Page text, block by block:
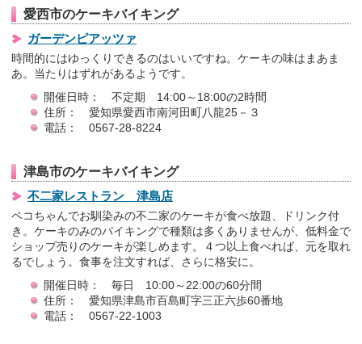
愛西市のケーキバイキング
ガーデンピアッツァ
時間的にはゆっくりできるのはいいですね。ケーキの味はまあま
あ。当たりはずれがあるようです。
開催日時： 不定期 14:00～18:00の2時間
住所： 愛知県愛西市南河田町八龍25－３
電話： 0567-28-8224
津島市のケーキバイキング
不二家レストラン 津島店
ペコちゃんでお馴染みの不二家のケーキが食べ放題、ドリンク付
き。ケーキのみのバイキングで種類は多くありませんが、低料金で
ショップ売りのケーキが楽しめます。４つ以上食べれば、元を取れ
るでしょう。食事を注文すれば、さらに格安に。
開催日時： 毎日 10:00～22:00の60分間
住所： 愛知県津島市百島町字三正六歩60番地
電話： 0567-22-1003